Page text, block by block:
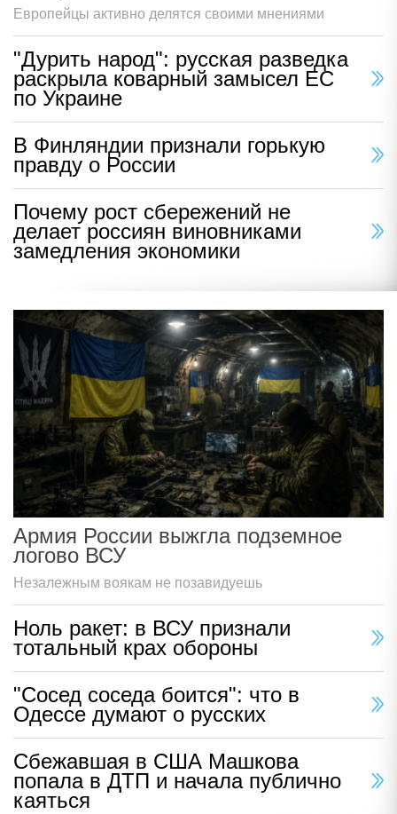
Европейцы активно делятся своими мнениями
"Дурить народ": русская разведка
раскрыла коварный замысел ЕС
по Украине
В Финляндии признали горькую
правду о России
Почему рост сбережений не
делает россиян виновниками
замедления экономики
Армия России выжгла подземное
логово ВСУ
Незалежным воякам не позавидуешь
Ноль ракет: в ВСУ признали
тотальный крах обороны
"Сосед соседа боится": что в
Одессе думают о русских
Сбежавшая в США Машкова
попала в ДТП и начала публично
каяться